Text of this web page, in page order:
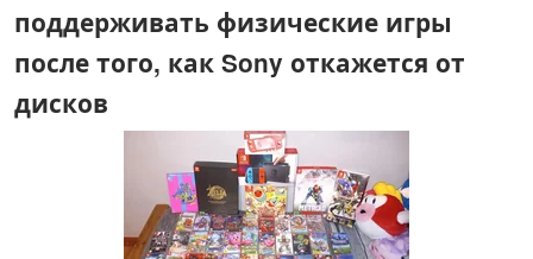
поддерживать физические игры
после того, как Sony откажется от
дисков